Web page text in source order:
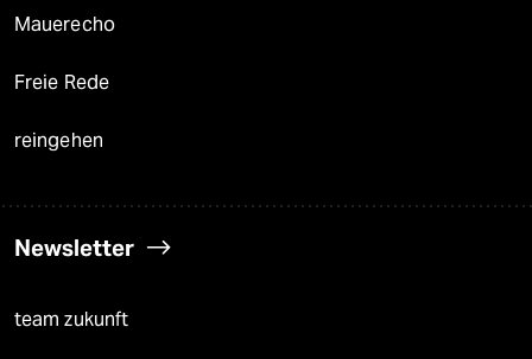
Mauerecho
Freie Rede
reingehen
Newsletter
team zukunft